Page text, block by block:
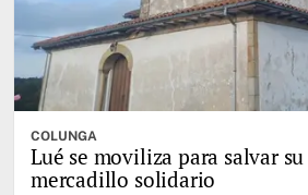
COLUNGA
Lué se moviliza para salvar
mercadillo solidario